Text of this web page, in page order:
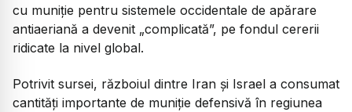
cu muniție pentru sistemele occidentale de apărare
antiaeriană a devenit „complicată”, pe fondul cererii
ridicate la nivel global.
Potrivit sursei, războiul dintre Iran și Israel a consumat
cantități importante de muniție defensivă în regiunea